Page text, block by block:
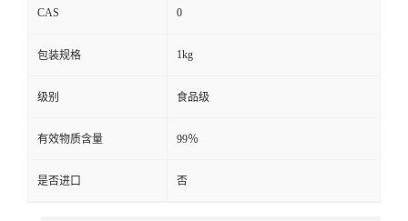
CAS 0
包装规格 1kg
级别 食品级
有效物质含量 99％
是否进口 否